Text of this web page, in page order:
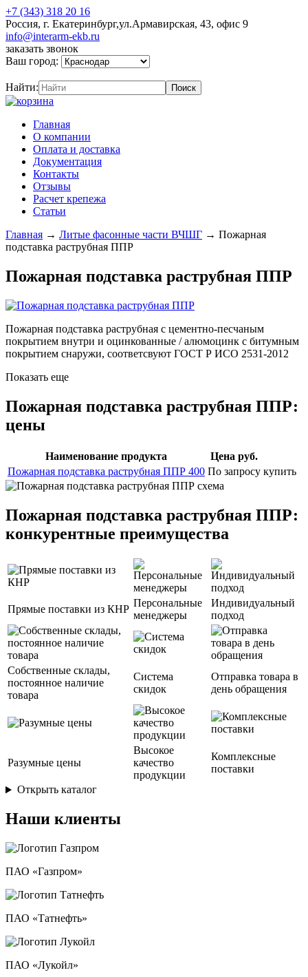
+7 (343) 318 20 16
Россия, г. Екатеринбург,ул.Армавирская, 43, офис 9
info@interarm-ekb.ru
заказать звонок
Ваш город:
Найти:
Главная
О компании
Оплата и доставка
Документация
Контакты
Отзывы
Расчет крепежа
Статьи
Главная → Литые фасонные части ВЧШГ → Пожарная
подставка раструбная ППР
Пожарная подставка раструбная ППР
Пожарная подставка раструбная с цементно-песчаным
покрытием внутри и оцинкованные / алюмоцинк с битумным
покрытием снаружи, соответсвуют ГОСТ Р ИСО 2531-2012
Показать еще
Пожарная подставка раструбная ППР:
цены
Наименование продукта
Цена руб.
Пожарная подставка раструбная ППР 400 По запросу купить
Пожарная подставка раструбная ППР:
конкурентные преимущества
Прямые поставки из КНР
Персональные
менеджеры
Индивидуальный
подход
Собственные склады,
постоянное наличие
товара
Система
скидок
Отправка товара в
день обращения
Разумные цены
Высокое
качество
продукции
Комплексные
поставки
Открыть каталог
Наши клиенты
ПАО «Газпром»
ПАО «Татнефть»
ПАО «Лукойл»